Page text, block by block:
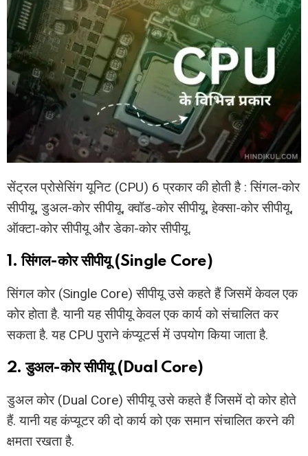
सेंट्रल प्रोसेसिंग यूनिट (CPU) 6 प्रकार की होती है : सिंगल-कोर
सीपीयू, डुअल-कोर सीपीयू, क्वॉड-कोर सीपीयू, हेक्सा-कोर सीपीयू,
ऑक्टा-कोर सीपीयू और डेका-कोर सीपीयू.
1. सिंगल-कोर सीपीयू (Single Core)
सिंगल कोर (Single Core) सीपीयू उसे कहते हैं जिसमें केवल एक
कोर होता है. यानी यह सीपीयू केवल एक कार्य को संचालित कर
सकता है. यह CPU पुराने कंप्यूटर्स में उपयोग किया जाता है.
2. डुअल-कोर सीपीयू (Dual Core)
डुअल कोर (Dual Core) सीपीयू उसे कहते हैं जिसमें दो कोर होते
हैं. यानी यह कंप्यूटर की दो कार्य को एक समान संचालित करने की
क्षमता रखता है.